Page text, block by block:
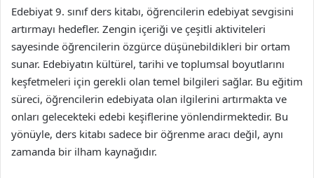
Edebiyat 9. sınıf ders kitabı, öğrencilerin edebiyat sevgisini
artırmayı hedefler. Zengin içeriği ve çeşitli aktiviteleri
sayesinde öğrencilerin özgürce düşünebildikleri bir ortam
sunar. Edebiyatın kültürel, tarihi ve toplumsal boyutlarını
keşfetmeleri için gerekli olan temel bilgileri sağlar. Bu eğitim
süreci, öğrencilerin edebiyata olan ilgilerini artırmakta ve
onları gelecekteki edebi keşiflerine yönlendirmektedir. Bu
yönüyle, ders kitabı sadece bir öğrenme aracı değil, aynı
zamanda bir ilham kaynağıdır.